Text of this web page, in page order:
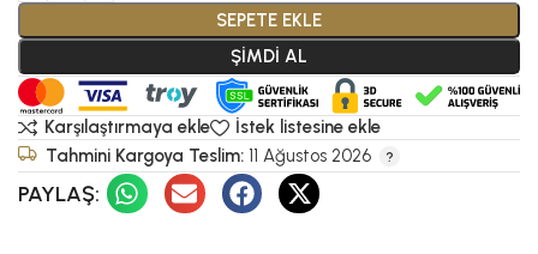
SEPETE EKLE
ŞİMDİ AL
Karşılaştırmaya ekle
İstek listesine ekle
Tahmini Kargoya Teslim: 11 Ağustos 2026
PAYLAŞ: